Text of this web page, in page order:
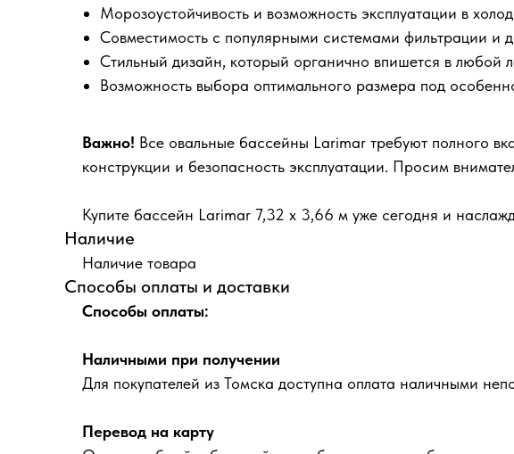
Морозоустойчивость и возможность эксплуатации в
Совместимость с популярными системами фильтрации и
Стильный дизайн, который органично впишется в любой
Возможность выбора оптимального размера под
Важно! Все овальные бассейны Larimar требуют полного
конструкции и безопасность эксплуатации. Просим
Купите бассейн Larimar 7,32 х 3,66 м уже сегодня и
Наличие
Наличие товара
Способы оплаты и доставки
Способы оплаты:
Наличными при получении
Для покупателей из Томска доступна оплата наличными
Перевод на карту